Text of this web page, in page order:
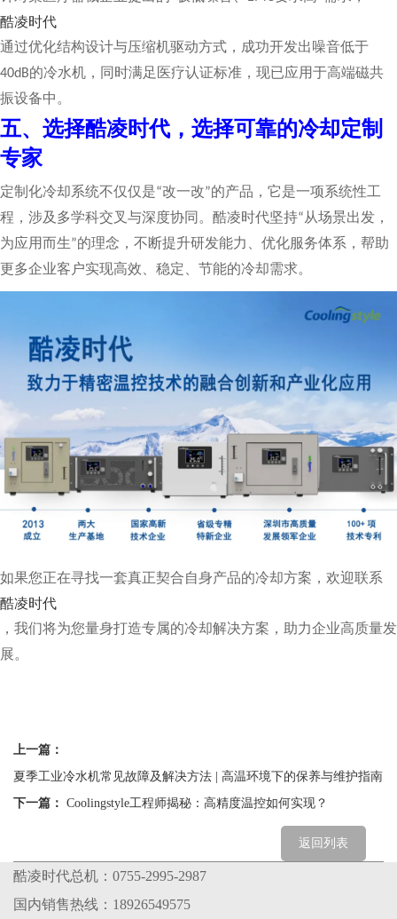
酷凌时代
通过优化结构设计与压缩机驱动方式，成功开发出噪音低于
40dB的冷水机，同时满足医疗认证标准，现已应用于高端磁共
振设备中。
五、选择酷凌时代，选择可靠的冷却定制
专家
定制化冷却系统不仅仅是“改一改”的产品，它是一项系统性工
程，涉及多学科交叉与深度协同。酷凌时代坚持“从场景出发，
为应用而生”的理念，不断提升研发能力、优化服务体系，帮助
更多企业客户实现高效、稳定、节能的冷却需求。
如果您正在寻找一套真正契合自身产品的冷却方案，欢迎联系
酷凌时代
，我们将为您量身打造专属的冷却解决方案，助力企业高质量发
展。
上一篇：
夏季工业冷水机常见故障及解决方法 | 高温环境下的保养与维护指南
下一篇： Coolingstyle工程师揭秘：高精度温控如何实现？
返回列表
酷凌时代总机：0755-2995-2987
国内销售热线：18926549575